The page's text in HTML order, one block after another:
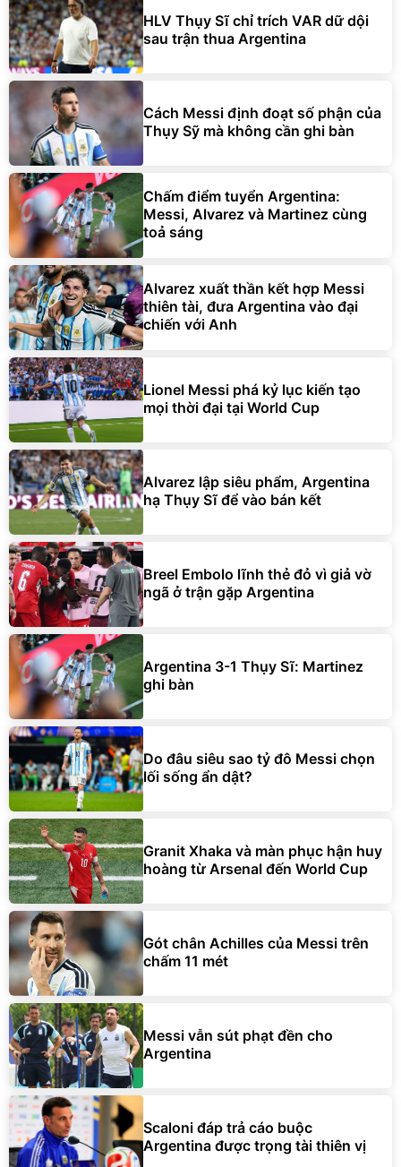
HLV Thụy Sĩ chỉ trích VAR dữ dội
sau trận thua Argentina
Cách Messi định đoạt số phận của
Thụy Sỹ mà không cần ghi bàn
Chấm điểm tuyển Argentina:
Messi, Alvarez và Martinez cùng
toả sáng
Alvarez xuất thần kết hợp Messi
thiên tài, đưa Argentina vào đại
chiến với Anh
Lionel Messi phá kỷ lục kiến ​​tạo
mọi thời đại tại World Cup
Alvarez lập siêu phẩm, Argentina
hạ Thụy Sĩ để vào bán kết
Breel Embolo lĩnh thẻ đỏ vì giả vờ
ngã ở trận gặp Argentina
Argentina 3-1 Thụy Sĩ: Martinez
ghi bàn
Do đâu siêu sao tỷ đô Messi chọn
lối sống ẩn dật?
Granit Xhaka và màn phục hận huy
hoàng từ Arsenal đến World Cup
Gót chân Achilles của Messi trên
chấm 11 mét
Messi vẫn sút phạt đền cho
Argentina
Scaloni đáp trả cáo buộc
Argentina được trọng tài thiên vị